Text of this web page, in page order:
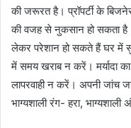
की जरूरत है। प्रॉपर्टी के
की वजह से नुकसान हो सकता
लेकर परेशान हो सकते हैं घर में
में समय खराब न करें। मर्यादा
लापरवाही न करें। अपनी जांच
भाग्यशाली रंग- हरा,